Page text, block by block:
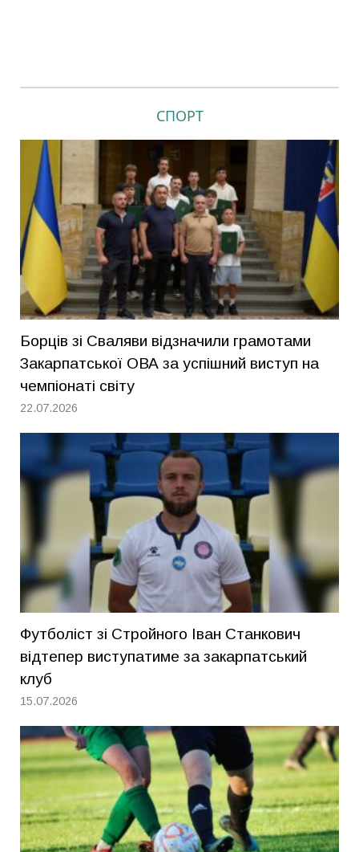
СПОРТ
Борців зі Сваляви відзначили грамотами
Закарпатської ОВА за успішний виступ на
чемпіонаті світу
22.07.2026
Футболіст зі Стройного Іван Станкович
відтепер виступатиме за закарпатський
клуб
15.07.2026